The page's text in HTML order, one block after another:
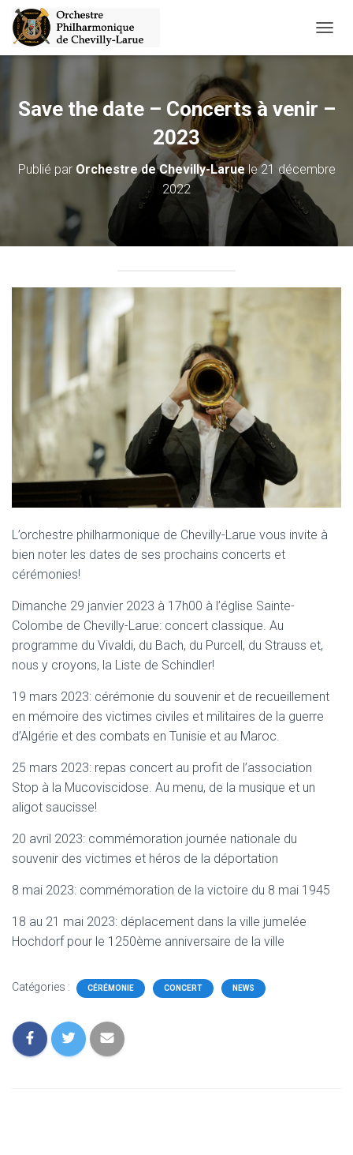
É
N
A
Save the date – Concerts à venir –
2023
Publié par Orchestre de Chevilly-Laruele21 décembre
2022
L’orchestre philharmonique de Chevilly-Larue vous invite à
bien noter les dates de ses prochains concerts et
cérémonies!
Dimanche 29 janvier 2023 à 17h00 à l’église Sainte-
Colombe de Chevilly-Larue: concert classique. Au
programme du Vivaldi, du Bach, du Purcell, du Strauss et,
nous y croyons, la Liste de Schindler!
19 mars 2023: cérémonie du souvenir et de recueillement
en mémoire des victimes civiles et militaires de la guerre
d’Algérie et des combats en Tunisie et au Maroc.
25 mars 2023: repas concert au profit de l’association
Stop à la Mucoviscidose. Au menu, de la musique et un
aligot saucisse!
20 avril 2023: commémoration journée nationale du
souvenir des victimes et héros de la déportation
8 mai 2023: commémoration de la victoire du 8 mai 1945
18 au 21 mai 2023: déplacement dans la ville jumelée
Hochdorf pour le 1250ème anniversaire de la ville
Catégories : CÉRÉMONIE CONCERT NEWS